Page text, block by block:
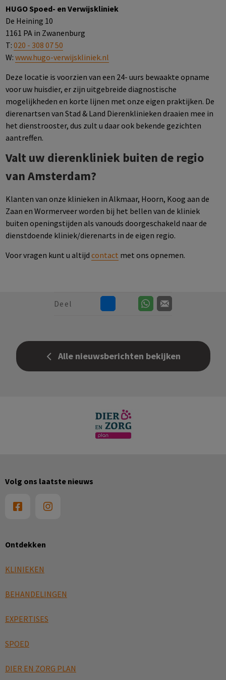
HUGO Spoed- en Verwijskliniek
De Heining 10
1161 PA in Zwanenburg
T: 020 - 308 07 50
W: www.hugo-verwijskliniek.nl
Deze locatie is voorzien van een 24- uurs bewaakte opname
voor uw huisdier, er zijn uitgebreide diagnostische
mogelijkheden en korte lijnen met onze eigen praktijken. De
dierenartsen van Stad & Land Dierenklinieken draaien mee in
het dienstrooster, dus zult u daar ook bekende gezichten
aantreffen.
Valt uw dierenkliniek buiten de regio
van Amsterdam?
Klanten van onze klinieken in Alkmaar, Hoorn, Koog aan de
Zaan en Wormerveer worden bij het bellen van de kliniek
buiten openingstijden als vanouds doorgeschakeld naar de
dienstdoende kliniek/dierenarts in de eigen regio.
Voor vragen kunt u altijd contact met ons opnemen.
Deel
Alle nieuwsberichten bekijken
Ontdekken
KLINIEKEN
BEHANDELINGEN
EXPERTISES
SPOED
DIER EN ZORG PLAN
Volg ons laatste nieuws